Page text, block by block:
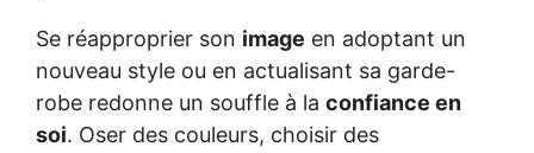
Se réapproprier son image en adoptant un
nouveau style ou en actualisant sa garde-
robe redonne un souffle à la confiance en
soi. Oser des couleurs, choisir des